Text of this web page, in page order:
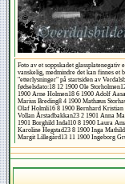
Foto av et soppskadet
vanskelig, medmindre det kan finnes et
"etterlysninger" på startsiden av
fødselsdato:18 12 1900 Ole
1900 Arne Holmen18 6 1900 Adolf
Marius Breding8 4 1900 Mathæus
Olaf Holmli16 8 1900 Bernhard Kristian
Vollan Årstadbakkan23 2 1901 Anna
1901 Borghild Indal10 8 1900 Laura
Karoline Hegstad23 8 1900 Inga
Margit Lillegård13 11 1900 Ingeborg